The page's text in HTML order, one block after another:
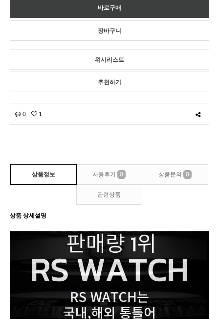
위시리스트
추천하기
0 1
상품정보 사용후기 0 상품문의 0
관련상품
상품 상세설명